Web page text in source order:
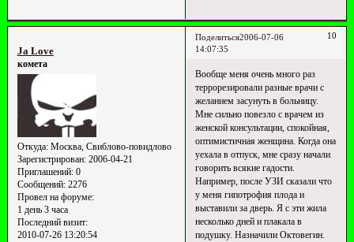
Поделиться 10
2006-07-06
14:07:35
Ja Love
комета
Откуда:Москва, Свиблово-повидлово
Зарегистрирован: 2006-04-21
Приглашений:0
Сообщений:2276
Провел на форуме:
1 день 3 часа
Последний визит:
2010-07-26 13:20:54
Вообще меня очень много раз
террорезировали разные врачи с
желанием засунуть в больницу.
Мне сильно повезло с врачем из
женской консультации, спокойная,
оптимистичная женщина. Когда она
уехала в отпуск, мне сразу начали
говорить всякие гадости.
Например, после УЗИ сказали что
у меня гипотрофия плода и
выставили за дверь. Я с эти жила
несколько дней и плакала в
подушку. Назначили Октовегин.